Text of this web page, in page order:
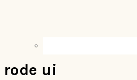
rode ui